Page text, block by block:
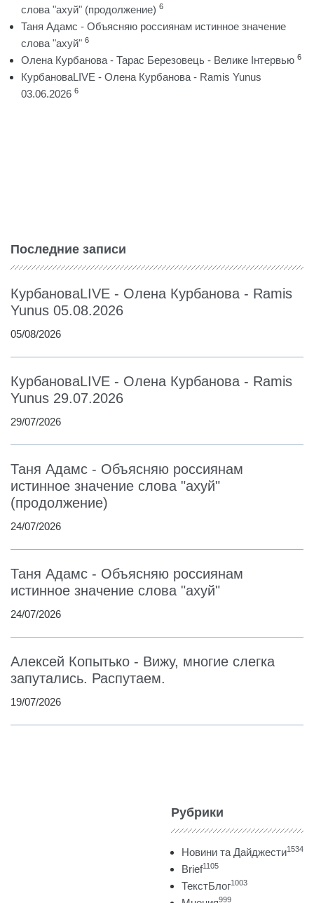
слова "ахуй" (продолжение) 6
Таня Адамс - Объясняю россиянам истинное значение
слова "ахуй" 6
Олена Курбанова - Тарас Березовець - Велике Інтервью 6
КурбановаLIVE - Олена Курбанова - Ramis Yunus
03.06.2026 6
Последние записи
КурбановаLIVE - Олена Курбанова - Ramis
Yunus 05.08.2026
05/08/2026
КурбановаLIVE - Олена Курбанова - Ramis
Yunus 29.07.2026
29/07/2026
Таня Адамс - Объясняю россиянам
истинное значение слова "ахуй"
(продолжение)
24/07/2026
Таня Адамс - Объясняю россиянам
истинное значение слова "ахуй"
24/07/2026
Алексей Копытько - Вижу, многие слегка
запутались. Распутаем.
19/07/2026
Рубрики
Новини та Дайджести1534
Brief1105
ТекстБлог1003
999